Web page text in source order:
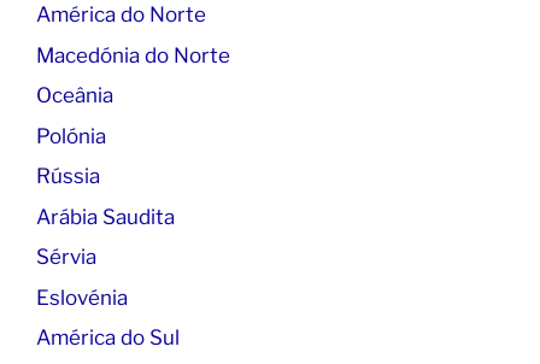
América do Norte
Macedónia do Norte
Oceânia
Polónia
Rússia
Arábia Saudita
Sérvia
Eslovénia
América do Sul